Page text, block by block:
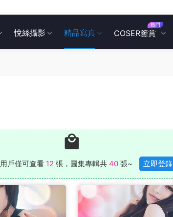
悅絲攝影 精品寫真 COSER鑒賞
熱門
用戶僅可查看 12 張，圖集專輯共 40 張~ 立即登錄